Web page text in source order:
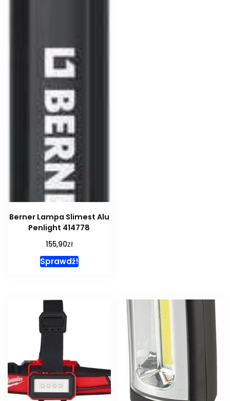
Berner Lampa Slimest Alu
Penlight 414778
155,90zł
Sprawdź!